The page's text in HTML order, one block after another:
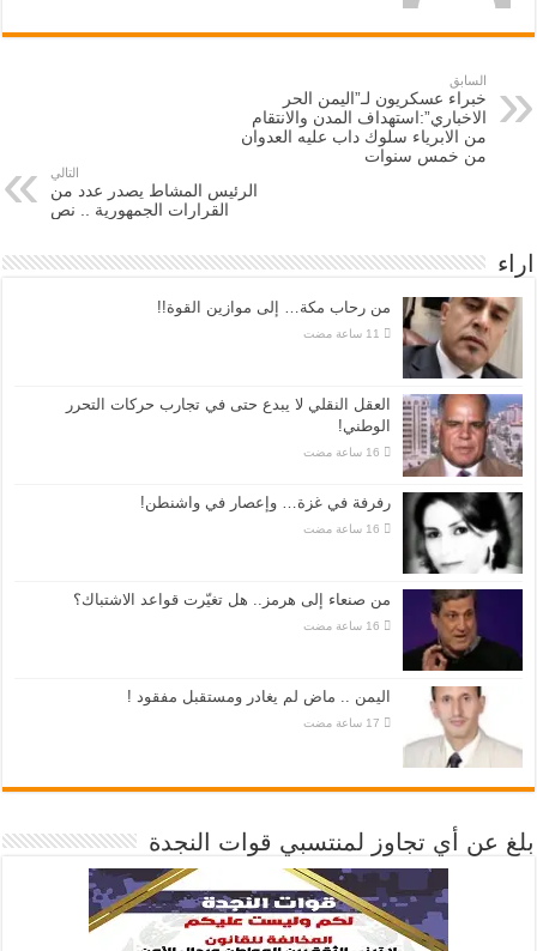
السابق
خبراء عسكريون لـ”اليمن الحر
الاخباري”:استهداف المدن والانتقام
من الابرياء سلوك داب عليه العدوان
من خمس سنوات
التالي
الرئيس المشاط يصدر عدد من
القرارات الجمهورية .. نص
اراء
من رحاب مكة… إلى موازين القوة!!
العقل النقلي لا يبدع حتى في تجارب حركات التحرر
الوطني!
رفرفة في غزة… وإعصار في واشنطن!
من صنعاء إلى هرمز.. هل تغيّرت قواعد الاشتباك؟
اليمن .. ماض لم يغادر ومستقبل مفقود !
بلغ عن أي تجاوز لمنتسبي قوات النجدة